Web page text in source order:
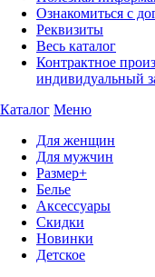
Ознакомиться с
Реквизиты
Весь каталог
Контрактное
индивидуальный
Каталог Меню
Для женщин
Для мужчин
Размер+
Белье
Аксессуары
Скидки
Новинки
Детское